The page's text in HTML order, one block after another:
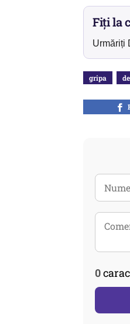
Fiți la
Urmăriți
gripa
0